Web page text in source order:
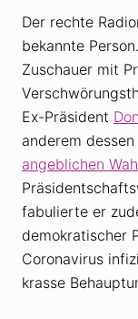
Der rechte
bekannte
Zuschauer mit
Ex-Präsident
anderem
angeblichen
fabulierte er
demokratischer
Coronavirus
krasse